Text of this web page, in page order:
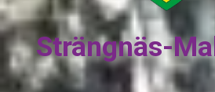
Strängnäs-